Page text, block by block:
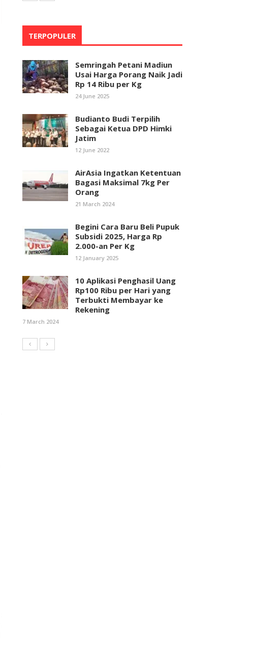
TERPOPULER
Semringah Petani Madiun
Usai Harga Porang Naik Jadi
Rp 14 Ribu per Kg
24 June 2025
Budianto Budi Terpilih
Sebagai Ketua DPD Himki
Jatim
12 June 2022
AirAsia Ingatkan Ketentuan
Bagasi Maksimal 7kg Per
Orang
21 March 2024
Begini Cara Baru Beli Pupuk
Subsidi 2025, Harga Rp
2.000-an Per Kg
12 January 2025
10 Aplikasi Penghasil Uang
Rp100 Ribu per Hari yang
Terbukti Membayar ke
Rekening
7 March 2024